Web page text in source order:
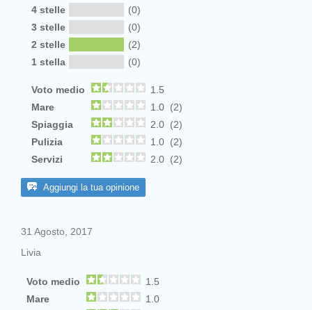
4 stelle
(0)
3 stelle
(0)
2 stelle
(2)
1 stella
(0)
Voto medio
1.5
Mare
1.0 (2)
Spiaggia
2.0 (2)
Pulizia
1.0 (2)
Servizi
2.0 (2)
Aggiungi la tua opinione
31 Agosto, 2017
Livia
Voto medio
1.5
Mare
1.0